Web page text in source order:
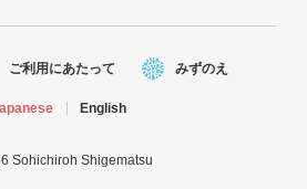
ご利用にあたって みずのえ
English
Sohichiroh Shigematsu